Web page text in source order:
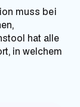
muss bei
hat alle
in welchem